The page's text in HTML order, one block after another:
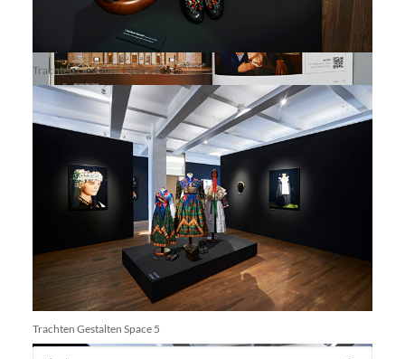
Mercedes Taxi 16
Mercedes Taxi 17
Trachten Gestalten Space 4
Trachten Gestalten Space 5